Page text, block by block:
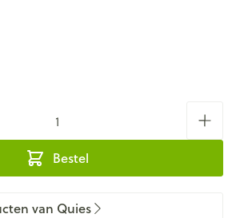
Bestel
van Quies